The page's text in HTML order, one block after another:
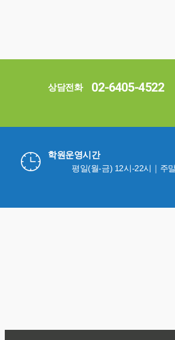
상담전화 02-6405-4522
학원운영시간
평일(월-금) 12시-22시｜주